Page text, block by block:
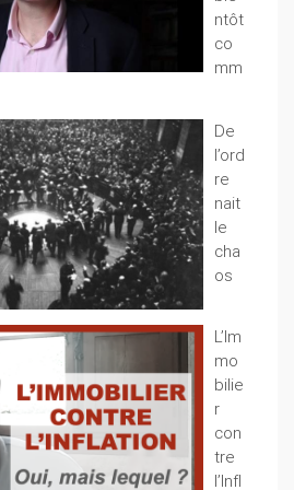
ntôt
co
mm
De
l’ord
re
nait
le
cha
os
L’Im
mo
bilie
r
con
tre
l’Infl